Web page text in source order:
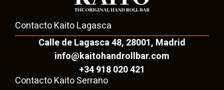
Contacto Kaito Lagasca
Calle de Lagasca 48, 28001, Madrid
info@kaitohandrollbar.com
+34 918 020 421
Contacto Kaito Serrano